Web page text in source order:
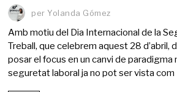
per Yolanda Gómez
Amb motiu del Dia Internacional de la
Treball, que celebrem aquest 28 d’abril,
posar el focus en un canvi de paradigma
seguretat laboral ja no pot ser vista com